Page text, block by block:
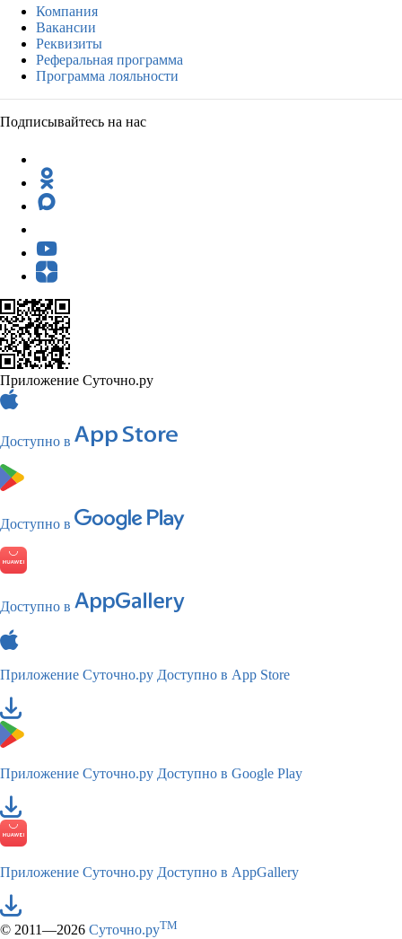
Компания
Вакансии
Реквизиты
Реферальная программа
Программа лояльности
Подписывайтесь на нас
Приложение Суточно.ру
Доступно в
Доступно в
Доступно в
Приложение Суточно.ру Доступно в App Store
Приложение Суточно.ру Доступно в Google Play
Приложение Суточно.ру Доступно в AppGallery
© 2011—2026 Суточно.руTM